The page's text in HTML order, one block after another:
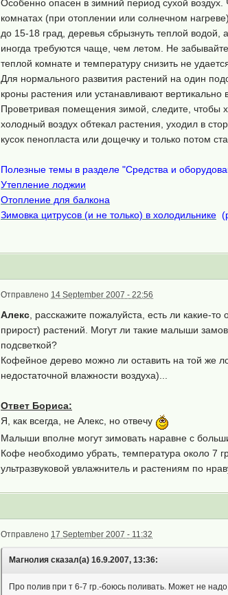
Особенно опасен в зимний период сухой
комнатах (при отоплении или солнечном
до 15-18 град, деревья сбрызнуть теплой
иногда требуются чаще, чем летом. Не
теплой комнате и температуру снизить не
Для нормального развития растений на один
кроны растения или устанавливают вертикально
Проветривая помещения зимой, следите, чтобы
холодный воздух обтекал растения, уходил в
кусок пенопласта или дощечку и только потом
Полезные темы в разделе "Средства и
Утепление лоджии
Отопление для балкона
Зимовка цитрусов (и не только) в холодильнике
Отправлено 14 September 2007 - 22:56
Алекс, расскажите пожалуйста, есть ли какие-
прирост) растений. Могут ли такие малыши
подсветкой?
Кофейное дерево можно ли оставить на той же
недостаточной влажности воздуха)...
Ответ Бориса:
Я, как всегда, не Алекс, но отвечу
Малыши вполне могут зимовать наравне с
Кофе необходимо убрать, температура около 7
ультразвуковой увлажнитель и растениям по
Отправлено 17 September 2007 - 11:32
Магнолия сказал(а) 16.9.2007, 13:36:
Про полив при т 6-7 гр.-боюсь поливать. Может не